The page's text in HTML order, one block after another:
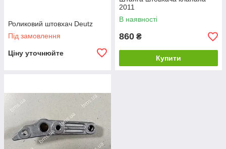
Роликовий штовхач Deutz
Під замовлення
Ціну уточнюйте
2011
В наявності
860 ₴
Купити